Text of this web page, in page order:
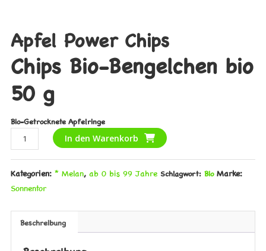
Apfel Power Chips
Chips Bio-Bengelchen bio
50 g
Bio-Getrocknete Apfelringe
Apfel
Power
Chips
Menge
In den Warenkorb
Kategorien: * Melan, ab 0 bis 99 Jahre Schlagwort: Bio Marke:
Sonnentor
Beschreibung